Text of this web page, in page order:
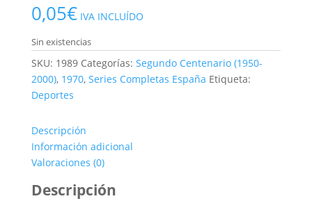
0,05€ IVA INCLUÍDO
Sin existencias
SKU: 1989 Categorías: Segundo Centenario (1950-
2000), 1970, Series Completas España Etiqueta:
Deportes
Descripción
Información adicional
Valoraciones (0)
Descripción